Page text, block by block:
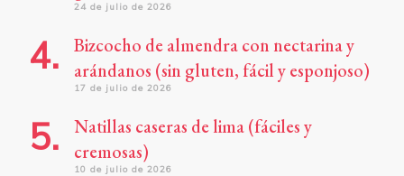
24 de julio de 2026
Bizcocho de almendra con nectarina y
arándanos (sin gluten, fácil y esponjoso)
17 de julio de 2026
Natillas caseras de lima (fáciles y
cremosas)
10 de julio de 2026